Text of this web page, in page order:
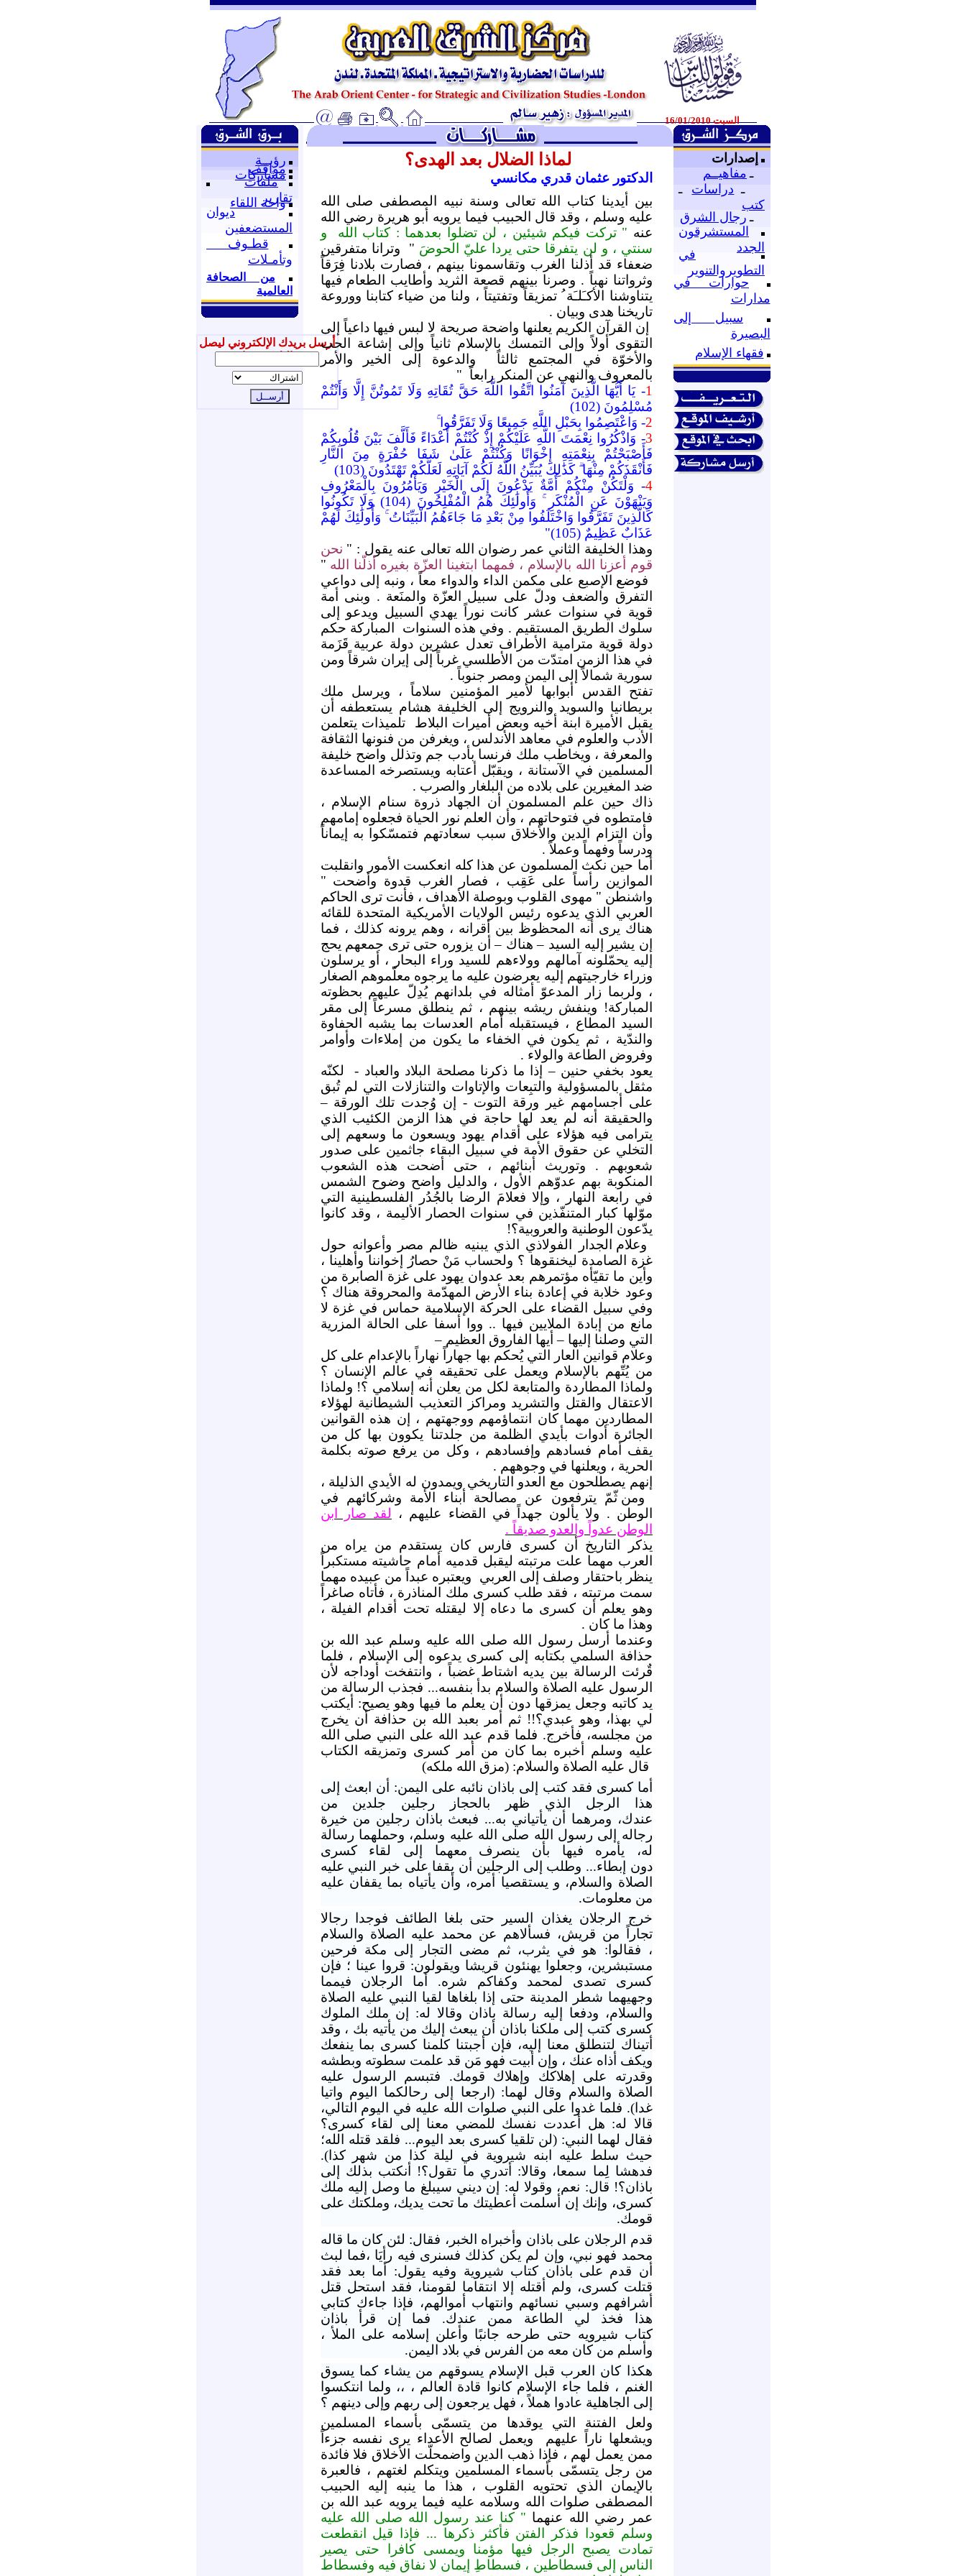
ـ
السبت 16/01/2010
رؤيــة
مواقف
مشاركات
ملفات
تقارير
واحة اللقاء
ديوان
المستضعفين
قطـوف
وتأمـلات
من الصحافة
العالمية
أرسل بريدك الإلكتروني ليصل
إليك جديدنا
إصدارات
ـ مفاهيــم
ـ دراسات
ـ
كتب
ـ رجال الشرق
المستشرقون
الجدد
في
التطويروالتنوير
حوارات في
مدارات
سبيل إلى
البصيرة
فقهاء الإسلام
لماذا الضلال بعد الهدى؟
الدكتور عثمان قدري مكانسي
بين أيدينا كتاب الله تعالى وسنة نبيه المصطفى صلى الله
عليه وسلم ، وقد قال الحبيب فيما يرويه أبو هريرة رضي الله
عنه "تركت فيكم شيئين ، لن تضلوا بعدهما : كتاب الله
و
سنتي ، و لن يتفرقا حتى يردا عليّ الحوضَ "
وترانا متفرقين
ضعفاء قد أذلنا الغرب وتقاسمونا بينهم ، فصارت بلادنا فِرَقاً
وثرواتنا نهباً . وصرنا بينهم قصعة الثريد وأطايب الطعام فيها
يتناوشنا الأكـَلـَة ُ تمزيقاً وتفتيتاً ، ولنا من ضياء كتابنا ووروعة
تاريخنا هدى وبيان .
إن القرآن الكريم يعلنها واضحة صريحة لا لبس فيها داعياً إلى
التقوى أولاً وإلى التمسك بالإسلام ثانياً وإلى إشاعة الحب
والأخوّة في المجتمع ثالثاً
والدعوة إلى الخير والأمر
بالمعروف والنهي عن المنكر رابعاً "
1- يَا أَيُّهَا الَّذِينَ آمَنُوا اتَّقُوا اللَّهَ حَقَّ تُقَاتِهِ وَلَا تَمُوتُنَّ إِلَّا وَأَنْتُمْ
مُسْلِمُونَ (102)
2- وَاعْتَصِمُوا بِحَبْلِ اللَّهِ جَمِيعًا وَلَا تَفَرَّقُوا
3- وَاذْكُرُوا نِعْمَتَ اللَّهِ عَلَيْكُمْ إِذْ كُنْتُمْ أَعْدَاءً فَأَلَّفَ بَيْنَ قُلُوبِكُمْ
فَأَصْبَحْتُمْ بِنِعْمَتِهِ إِخْوَانًا وَكُنْتُمْ عَلَىٰ شَفَا حُفْرَةٍ مِنَ النَّارِ
فَأَنْقَذَكُمْ مِنْهَا كَذَٰلِكَ يُبَيِّنُ اللَّهُ لَكُمْ آيَاتِهِ لَعَلَّكُمْ تَهْتَدُونَ (103)
4- وَلْتَكُنْ مِنْكُمْ أُمَّةٌ يَدْعُونَ إِلَى الْخَيْرِ وَيَأْمُرُونَ بِالْمَعْرُوفِ
وَيَنْهَوْنَ عَنِ الْمُنْكَرِ
وَأُولَٰئِكَ هُمُ الْمُفْلِحُونَ (104) وَلَا تَكُونُوا
كَالَّذِينَ تَفَرَّقُوا وَاخْتَلَفُوا مِنْ بَعْدِ مَا جَاءَهُمُ الْبَيِّنَاتُ وَأُولَٰئِكَ لَهُمْ
عَذَابٌ عَظِيمٌ (105)"
وهذا الخليفة الثاني عمر رضوان الله تعالى عنه يقول : " نحن
قوم أعزنا الله بالإسلام ، فمهما ابتغينا العزّة بغيره أذلّنا الله "
فوضع الإصبع على مكمن الداء والدواء معاً ، ونبه إلى دواعي
التفرق والضعف ودلّ على سبيل العزّة والمنَعة . وبنى أمة
قوية في سنوات عشر كانت نوراً يهدي السبيل ويدعو إلى
سلوك الطريق المستقيم . وفي هذه السنوات
المباركة حكم
دولة قوية مترامية الأطراف تعدل عشرين دولة عربية قَزَمة
في هذا الزمن امتدّت من الأطلسي غرباً إلى إيران شرقاً ومن
سورية شمالاً إلى اليمن ومصر جنوباً .
تفتح القدس أبوابها لأمير المؤمنين سلاماً ، ويرسل ملك
بريطانيا والسويد والنرويج إلى الخليفة هشام يستعطفه أن
يقبل الأميرة ابنة أخيه وبعض أميرات البلاط
تلميذات يتعلمن
الأدب والعلوم في معاهد الأندلس ، ويغرفن من فنونها الثقافة
والمعرفة ، ويخاطب ملك فرنسا بأدب جم وتذلل واضح خليفة
المسلمين في الآستانة ، ويقبّل أعتابه ويستصرخه المساعدة
ضد المغيرين على بلاده من البلغار والصرب .
ذاك حين علم المسلمون أن الجهاد ذروة سنام الإسلام ،
فامتطوه في فتوحاتهم ، وأن العلم نور الحياة فجعلوه إمامهم
وأن التزام الدين والأخلاق سبب سعادتهم فتمسّكوا به إيماناً
ودرساً وفهماً وعملاً .
أما حين نكث المسلمون عن هذا كله انعكست الأمور وانقلبت
الموازين رأساً على عَقِب ، فصار الغرب قدوة وأضحت "
واشنطن " مهوى القلوب وبوصلة الأهداف ، فأنت ترى الحاكم
العربي الذي يدعوه رئيس الولايات الأمريكية المتحدة للقائه
هناك يرى أنه المحظوظ بين أقرانه ، وهم يرونه كذلك ، فما
إن يشير إليه السيد – هناك – أن يزوره حتى ترى جمعهم يحج
إليه يحمّلونه آمالهم وولاءهم للسيد وراء البحار ، أو يرسلون
وزراء خارجيتهم إليه يعرضون عليه ما يرجوه معلّموهم الصغار
، ولربما زار المدعوّ أمثاله في بلدانهم يُدِلّ عليهم بحظوته
المباركة! وينفش ريشه بينهم ، ثم ينطلق مسرعاً إلى مقر
السيد المطاع ، فيستقبله أمام العدسات بما يشبه الحفاوة
والندّية ، ثم يكون في الخفاء ما يكون من إملاءات وأوامر
وفروض الطاعة والولاء .
يعود بخفي حنين – إذا ما ذكرنا مصلحة البلاد والعباد -
لكنّه
مثقل بالمسؤولية والتبِعات والإتاوات والتنازلات التي لم تُبق
على أجسامهم غير ورقة التوت - إن وُجدت تلك الورقة –
والحقيقة أنه لم يعد لها حاجة في هذا الزمن الكئيب الذي
يترامى فيه هؤلاء على أقدام يهود ويسعون ما وسعهم إلى
التخلي عن حقوق الأمة في سبيل البقاء جاثمين على صدور
شعوبهم . وتوريث أبنائهم ، حتى أضحت هذه الشعوب
المنكوبة بهم عدوّهم الأول ، والدليل واضح وضوح الشمس
في رابعة النهار ، وإلا فعلامَ الرضا بالجُدُر الفلسطينية التي
موّلها كبار المتنفّذين في سنوات الحصار الأليمة ، وقد كانوا
يدّعون الوطنية والعروبية؟!
وعلام الجدار الفولاذي الذي يبنيه ظالم مصر وأعوانه حول
غزة الصامدة ليخنقوها ؟ ولحساب مَنْ حصارُ إخواننا وأهلينا ،
وأين ما تقيّأه مؤتمرهم بعد عدوان يهود على غزة الصابرة من
وعود خلابة في إعادة بناء الأرض المهدّمة والمحروقة هناك ؟
وفي سبيل القضاء على الحركة الإسلامية حماس في غزة لا
مانع من إبادة الملايين فيها .. ووا أسفا على الحالة المزرية
التي وصلنا إليها – أيها الفاروق العظيم –
وعلام قوانين العار التي يُحكم بها جهاراً نهاراً بالإعدام على كل
من يُتّهم بالإسلام ويعمل على تحقيقه في عالم الإنسان ؟
ولماذا المطاردة والمتابعة لكل من يعلن أنه إسلامي ؟! ولماذا
الاعتقال والقتل والتشريد ومراكز التعذيب الشيطانية لهؤلاء
المطاردين مهما كان انتماؤمهم ووجهتهم ، إن هذه القوانين
الجائرة أدوات بأيدي الظلمة من جلدتنا يكوون بها كل من
يقف أمام فسادهم وإفسادهم ، وكل من يرفع صوته بكلمة
الحرية ، ويعلنها في وجوههم .
إنهم يصطلحون مع العدو التاريخي ويمدون له الأيدي الذليلة ،
ومن ثّمّ يترفعون عن مصالحة أبناء الأمة وشركائهم في
الوطن . ولا يألون جهداً في القضاء عليهم ، لقد صار ابن
الوطن عدواً والعدو صديقاً .
يذكر التاريخ أن كسرى فارس كان يستقدم من يراه من
العرب مهما علت مرتبته ليقبل قدميه أمام حاشيته مستكبراً
ينظر باحتقار وصلف إلى العربي
ويعتبره عبداً من عبيده مهما
سمت مرتبته ، فقد طلب كسرى ملك المناذرة ، فأتاه صاغراً
وهو يعلم أن كسرى ما دعاه إلا ليقتله تحت أقدام الفيلة ،
وهذا ما كان .
وعندما أرسل رسول الله صلى الله عليه وسلم عبد الله بن
حذافة السلمي بكتابه إلى كسرى يدعوه إلى الإسلام ، فلما
قٌرئت الرسالة بين يديه اشتاط غضباً ، وانتفخت أوداجه لأن
الرسول عليه
الصلاة والسلام بدأ بنفسه... فجذب الرسالة من
يد كاتبه وجعل يمزقها دون أن يعلم ما فيها وهو يصيح: أيكتب
لي بهذا، وهو عبدي؟!! ثم أمر بعبد الله بن حذافة أن يخرج
من مجلسه، فأخرج. فلما قدم عبد الله على
النبي صلى الله
عليه وسلم أخبره بما كان من أمر كسرى وتمزيقه الكتاب
قال عليه الصلاة والسلام: (مزق الله ملكه)
أما كسرى فقد كتب إلى باذان نائبه على اليمن: أن ابعث إلى
هذا الرجل الذي ظهر بالحجاز رجلين جلدين من
عندك، ومرهما أن يأتياني به... فبعث باذان رجلين من خيرة
رجاله إلى رسول الله صلى الله عليه وسلم، وحملهما رسالة
له، يأمره فيها بأن ينصرف معهما إلى لقاء كسرى
دون إبطاء... وطلب إلى الرجلين أن يقفا على خبر النبي عليه
الصلاة والسلام، و يستقصيا أمره، وأن يأتياه بما يقفان عليه
من معلومات.
خرج الرجلان يغذان السير حتى بلغا الطائف فوجدا رجالا
تجاراً من قريش، فسألاهم عن محمد عليه الصلاة والسلام
،
فقالوا: هو في يثرب، ثم مضى التجار إلى مكة فرحين
مستبشرين، وجعلوا يهنئون قريشا ويقولون: قروا عينا ؛ فإن
كسرى تصدى لمحمد وكفاكم شره. أما الرجلان فيمما
وجهيهما شطر المدينة حتى إذا بلغاها لقيا النبي عليه الصلاة
والسلام، ودفعا إليه رسالة باذان وقالا له: إن ملك الملوك
كسرى كتب إلى ملكنا باذان أن يبعث إليك من يأتيه بك ، وقد
أتيناك لتنطلق معنا إليه، فإن أجبتنا كلمنا كسرى بما ينفعك
ويكف أذاه عنك ، وإن أبيت فهو مَن قد علمت سطوته وبطشه
وقدرته على إهلاكك وإهلاك قومك. فتبسم الرسول
عليه
الصلاة والسلام وقال لهما: (ارجعا إلى رحالكما اليوم واتيا
غدا). فلما غدوا
على النبي صلوات الله عليه في اليوم التالي،
قالا له: هل أعددت نفسك للمضي معنا إلى
لقاء كسرى؟
فقال لهما النبي: (لن تلقيا كسرى بعد اليوم... فلقد قتله الله؛
حيث سلط عليه ابنه شيروية في ليلة كذا من شهر كذا).
فدهشا لِما سمعا، وقالا: أتدري ما تقول؟! أنكتب بذلك إلى
باذان؟! قال: نعم، وقولا له: إن ديني سيبلغ ما وصل إليه ملك
كسرى، وإنك إن أسلمت أعطيتك ما تحت يديك، وملكتك على
قومك.
قدم الرجلان على باذان وأخبراه الخبر، فقال: لئن كان ما قاله
محمد فهو نبي، وإن لم يكن كذلك فسنرى فيه رأيَا ،فما لبث
أن قدم على باذان كتاب شيروية وفيه يقول: أما بعد فقد
قتلت كسرى، ولم أقتله إلا انتقاما لقومنا، فقد استحل قتل
أشرافهم وسبي نسائهم وانتهاب
أموالهم، فإذا جاءك كتابي
هذا فخذ لي الطاعة ممن عندك. فما إن قرأ باذان
كتاب شيرويه حتى طرحه جانبًا وأعلن إسلامه على الملأ ،
وأسلم من كان معه من الفرس في بلاد
اليمن.
هكذا كان العرب قبل الإسلام يسوقهم من يشاء كما يسوق
الغنم ، فلما جاء الإسلام كانوا قادة العالم ، ،، ولما انتكسوا
إلى الجاهلية عادوا هملاً ، فهل يرجعون إلى ربهم وإلى دينهم ؟
ولعل الفتنة التي يوقدها من يتسمّى بأسماء المسلمين
ويشعلها ناراً عليهم
ويعمل لصالح الأعداء يرى نفسه جزءاً
ممن يعمل لهم ، فإذا ذهب الدين واضمحلّت الأخلاق فلا فائدة
من رجل يتسمّى بأسماء المسلمين ويتكلم لغتهم ، فالعبرة
بالإيمان الذي تحتويه القلوب ، هذا ما ينبه إليه الحبيب
المصطفى صلوات الله وسلامه عليه فيما يرويه عبد الله بن
عمر رضي الله عنهما " كنا عند رسول الله صلى الله عليه
وسلم قعودا فذكر الفتن فأكثر ذكرها ... فإذا قيل انقطعت
تمادت يصبح الرجل فيها مؤمنا ويمسى كافرا حتى يصير
الناس إلى فسطاطين ، فسطاطِ إيمان لا نفاق فيه وفسطاط